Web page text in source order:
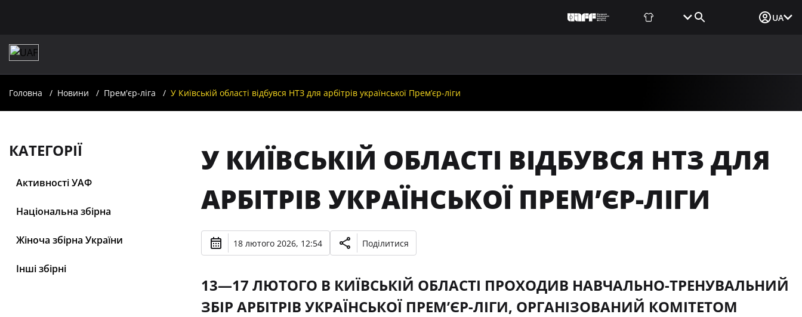
UA
Головна Новини Прем'єр-ліга У Київській області відбувся НТЗ для арбітрів української Прем’єр-ліги
КАТЕГОРІЇ
Активності УАФ
Національна збірна
Жіноча збірна України
Інші збірні
У КИЇВСЬКІЙ ОБЛАСТІ ВІДБУВСЯ НТЗ ДЛЯ
АРБІТРІВ УКРАЇНСЬКОЇ ПРЕМ’ЄР-ЛІГИ
18 лютого 2026, 12:54 Поділитися
13—17 ЛЮТОГО В КИЇВСЬКІЙ ОБЛАСТІ ПРОХОДИВ НАВЧАЛЬНО-ТРЕНУВАЛЬНИЙ
ЗБІР АРБІТРІВ УКРАЇНСЬКОЇ ПРЕМ’ЄР-ЛІГИ, ОРГАНІЗОВАНИЙ КОМІТЕТОМ